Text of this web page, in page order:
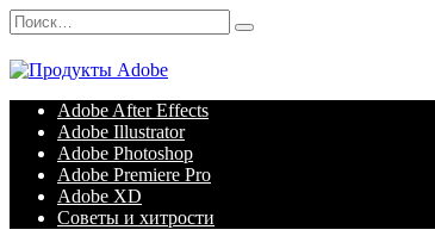
Перейти
к
содержанию
Search
for:
Adobe After Effects
Adobe Illustrator
Adobe Photoshop
Adobe Premiere Pro
Adobe XD
Советы и хитрости